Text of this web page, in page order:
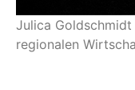
Julica
regionalen